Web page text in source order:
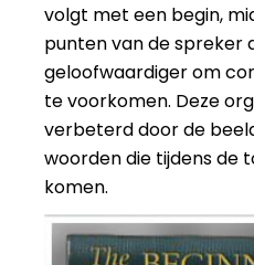
volgt met een begin,
punten van de spreker
geloofwaardiger om
te voorkomen. Deze
verbeterd door de
woorden die tijdens de
komen.